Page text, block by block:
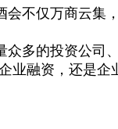
不仅万商云集
多的投资公司
融资，还是企